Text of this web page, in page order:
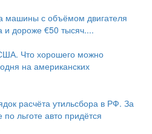
машины с объёмом двигателя
и дороже €50 тысяч....
Что хорошего можно
на американских
расчёта утильсбора в РФ. За
льготе авто придётся